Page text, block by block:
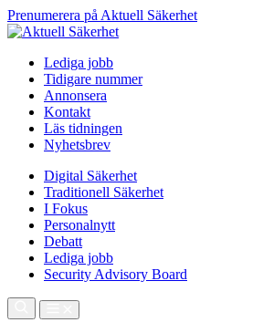
Prenumerera på Aktuell Säkerhet
Lediga jobb
Tidigare nummer
Annonsera
Kontakt
Läs tidningen
Nyhetsbrev
Digital Säkerhet
Traditionell Säkerhet
I Fokus
Personalnytt
Debatt
Lediga jobb
Security Advisory Board